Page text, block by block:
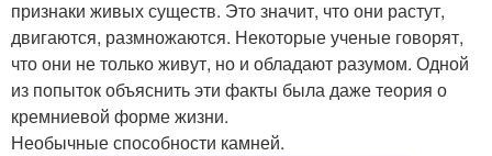
признаки живых существ. Это значит, что они растут,
двигаются, размножаются. Некоторые ученые говорят,
что они не только живут, но и обладают разумом. Одной
из попыток объяснить эти факты была даже теория о
кремниевой форме жизни.
Необычные способности камней.